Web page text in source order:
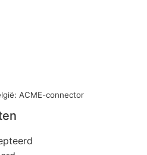
ACME-connector